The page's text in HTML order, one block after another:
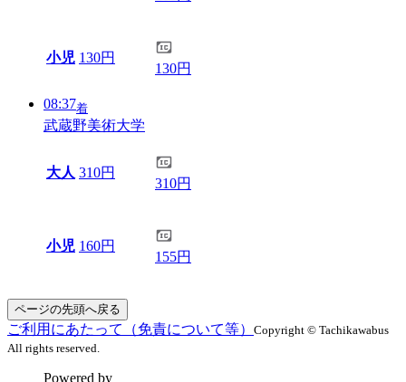
小児 130円
130円
08:37着
武蔵野美術大学
大人 310円
310円
小児 160円
155円
ページの先頭へ戻る
ご利用にあたって（免責について等） Copyright © Tachikawabus
All rights reserved.
Powered by